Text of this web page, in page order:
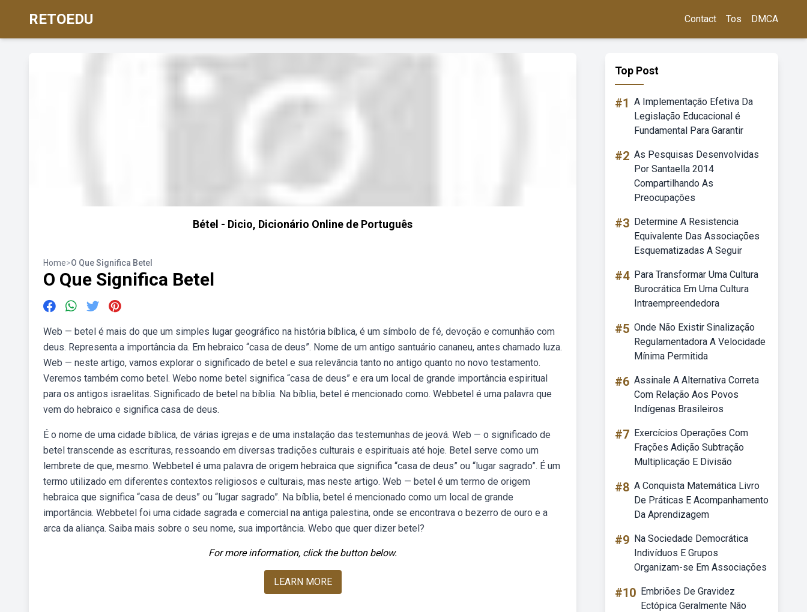
RETOEDU Contact Tos DMCA
Bétel - Dicio, Dicionário Online de Português
Home>O Que Significa Betel
O Que Significa Betel
Web — betel é mais do que um simples lugar geográfico na história bíblica, é um símbolo de fé, devoção e comunhão com
deus. Representa a importância da. Em hebraico “casa de deus”. Nome de um antigo santuário cananeu, antes chamado luza.
Web — neste artigo, vamos explorar o significado de betel e sua relevância tanto no antigo quanto no novo testamento.
Veremos também como betel. Webo nome betel significa “casa de deus” e era um local de grande importância espiritual
para os antigos israelitas. Significado de betel na bíblia. Na bíblia, betel é mencionado como. Webbetel é uma palavra que
vem do hebraico e significa casa de deus.
É o nome de uma cidade bíblica, de várias igrejas e de uma instalação das testemunhas de jeová. Web — o significado de
betel transcende as escrituras, ressoando em diversas tradições culturais e espirituais até hoje. Betel serve como um
lembrete de que, mesmo. Webbetel é uma palavra de origem hebraica que significa “casa de deus” ou “lugar sagrado”. É um
termo utilizado em diferentes contextos religiosos e culturais, mas neste artigo. Web — betel é um termo de origem
hebraica que significa “casa de deus” ou “lugar sagrado”. Na bíblia, betel é mencionado como um local de grande
importância. Webbetel foi uma cidade sagrada e comercial na antiga palestina, onde se encontrava o bezerro de ouro e a
arca da aliança. Saiba mais sobre o seu nome, sua importância. Webo que quer dizer betel?
For more information, click the button below.
LEARN MORE
Top Post
#1 A Implementação Efetiva Da
Legislação Educacional é
Fundamental Para Garantir
#2 As Pesquisas Desenvolvidas
Por Santaella 2014
Compartilhando As
Preocupações
#3 Determine A Resistencia
Equivalente Das Associações
Esquematizadas A Seguir
#4 Para Transformar Uma Cultura
Burocrática Em Uma Cultura
Intraempreendedora
#5 Onde Não Existir Sinalização
Regulamentadora A Velocidade
Mínima Permitida
#6 Assinale A Alternativa Correta
Com Relação Aos Povos
Indígenas Brasileiros
#7 Exercícios Operações Com
Frações Adição Subtração
Multiplicação E Divisão
#8 A Conquista Matemática Livro
De Práticas E Acompanhamento
Da Aprendizagem
#9 Na Sociedade Democrática
Indivíduos E Grupos
Organizam-se Em Associações
#10 Embriões De Gravidez
Ectópica Geralmente Não